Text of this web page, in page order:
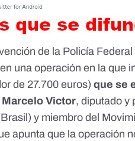
de la Policía
una operación en la que
de 27.700 euros) que se
Victor, diputado y
y miembro del
apunta que la operación